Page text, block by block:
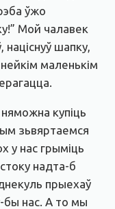
ўжо
Мой чалавек
націснуў шапку,
маленькім
няможна купіць
зьвяртаемся
у нас грыміць
надта-б
прыехаў
бы нас. А то мы